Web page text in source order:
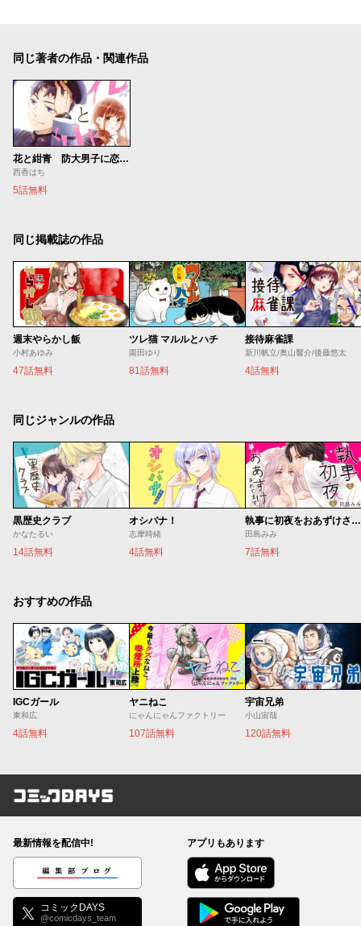
同じ著者の作品・関連作品
花と紺青 防大男子に恋しました。
西香はち
5話無料
同じ掲載誌の作品
週末やらかし飯
小村あゆみ
47話無料
ツレ猫 マルルとハチ
園田ゆり
81話無料
接待麻雀課
新川帆立/奥山響介/後藤悠太
4話無料
同じジャンルの作品
黒歴史クラブ
かなたるい
14話無料
オシバナ！
志摩時緒
4話無料
執事に初夜をおあずけされてます。
田島みみ
7話無料
おすすめの作品
IGCガール
東和広
4話無料
ヤニねこ
にゃんにゃんファクトリー
107話無料
宇宙兄弟
小山宙哉
120話無料
コミックDAYS
最新情報を配信中!
編集部ブログ
コミックDAYS
@comicdays_team
アプリもあります